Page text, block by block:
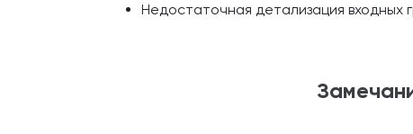
Недостаточная детализация входных